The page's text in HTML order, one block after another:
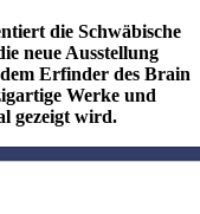
die Schwäbische
neue Ausstellung
Erfinder des Brain
Werke und
gezeigt wird.